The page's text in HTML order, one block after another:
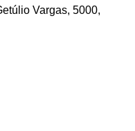
Vargas, 5000,